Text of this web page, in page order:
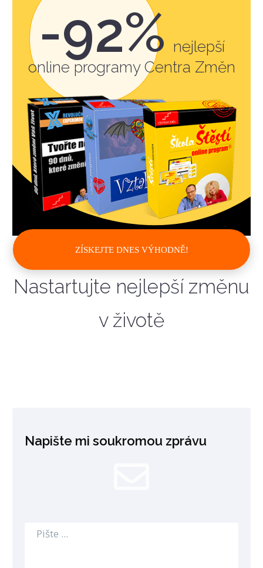
-92% nejlepší
online programy Centra Změn
ZÍSKEJTE DNES VÝHODNĚ!
Nastartujte nejlepší změnu
v životě
Napište mi soukromou zprávu